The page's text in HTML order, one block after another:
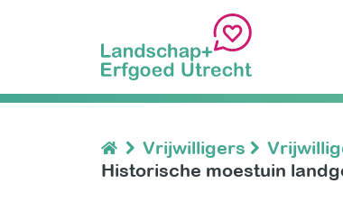
Vrijwilligers
Historische moestuin